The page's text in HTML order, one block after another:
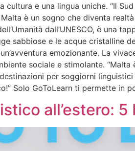
cultura e una lingua uniche. “Il
è un sogno che diventa
dall’UNESCO, è una
sabbiose e le acque cristalline
emozionante. La
sociale e stimolante.
per soggiorni
Solo GoToLearn ti permette in
all’estero: